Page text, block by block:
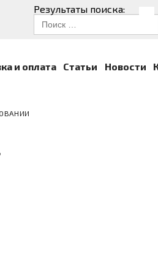
Результаты поиска:
и оплата Статьи Новости